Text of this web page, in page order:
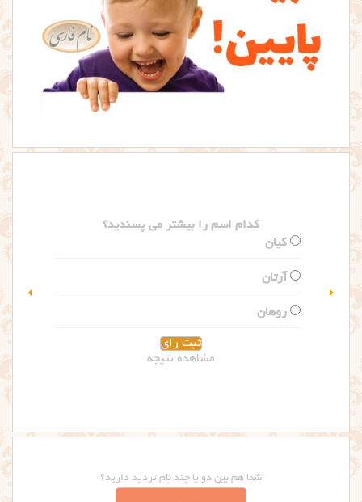
مشاهده نتیجه
شما هم بین دو یا چند نام تردید دارید؟